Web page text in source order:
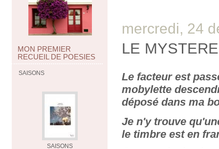
MON PREMIER
RECUEIL DE POESIES
SAISONS
SAISONS
mercredi, 24
LE
Le facteur est
mobylette
déposé dans ma
Je n'y trouve
le timbre est en